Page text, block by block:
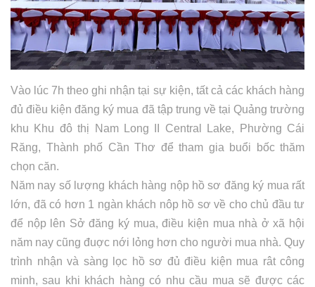
Vào lúc 7h theo ghi nhận tại sự kiện, tất cả các khách hàng
đủ điều kiện đăng ký mua đã tập trung về tại Quảng trường
khu Khu đô thị Nam Long II Central Lake, Phường Cái
Răng, Thành phố Cần Thơ để tham gia buổi bốc thăm
chọn căn.
Năm nay số lượng khách hàng nộp hồ sơ đăng ký mua rất
lớn, đã có hơn 1 ngàn khách nôp hồ sơ về cho chủ đầu tư
để nộp lên Sở đăng ký mua, điều kiện mua nhà ở xã hội
năm nay cũng đuợc nới lỏng hơn cho người mua nhà. Quy
trình nhận và sàng lọc hồ sơ đủ điều kiện mua rât công
minh, sau khi khách hàng có nhu cầu mua sẽ được các